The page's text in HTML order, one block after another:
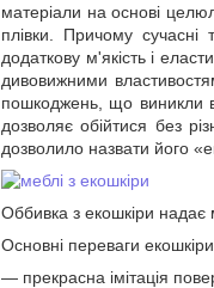
матеріали на основі
плівки. Причому
додаткову м'якість і
дивовижними
пошкоджень, що виникли в
дозволяє обійтися без
дозволило назвати його
Оббивка з екошкіри надає
Основні переваги
— прекрасна імітація